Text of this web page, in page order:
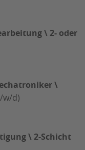
\ 2- oder
\
w/d)
\ 2-Schicht